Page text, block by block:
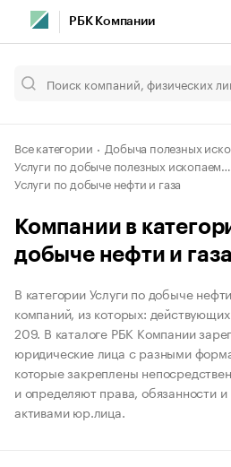
РБК Компании
Все категории
Добыча полезных
Услуги по добыче полезных ископаемых
Услуги по добыче нефти и газа
Компании в
добыче нефти и газа
В категории Услуги по добыче
компаний, из которых:
209. В каталоге РБК Компании
юридические лица с разными
которые закреплены
и определяют права, обязанности
активами юр.лица.